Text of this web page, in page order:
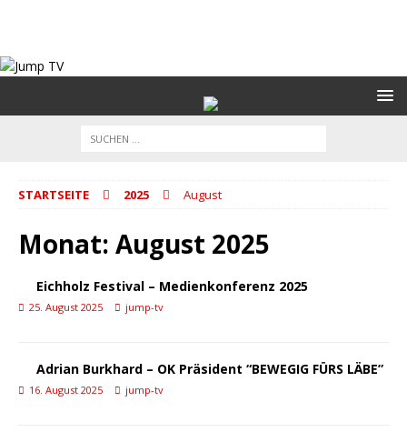
STARTSEITE 2025 August
Monat: August 2025
Eichholz Festival – Medienkonferenz 2025
25. August 2025 jump-tv
Adrian Burkhard – OK Präsident “BEWEGIG FÜRS LÄBE”
16. August 2025 jump-tv